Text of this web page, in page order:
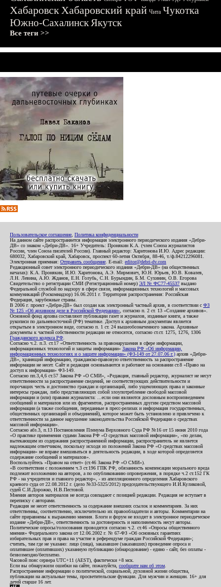
ХабаровскХабаровский край Чита Чукотка
Южно-СахалинскЯкутск
Все теги >>
Пользовательское соглашение Политика конфиденциальности
На данном сайте распространяется информация электронного периодического издания «Дебри-
ДВ» со знаком «Дебри-ДВ». 16+ Учредитель: Пронякин К.А. (член Союза журналистов
России, член Союза писателей России). Главный редактор: Харитонова И.Ю. Адрес редакции:
680032, Хабаровский край, Хабаровск, проспект 60-летия Октября, 88-46, т./ф.84212296081.
Электронная приемная: Отправить сообщение . E-mail: editor@debri-dv.com
Редакционный совет электронного периодического издания «Дебри-ДВ» (на общественных
началах): К.А. Пронякин, И.Ю. Харитонова, А.Э. Мирмович, Ю.Н. Юрьев, Ю.В. Ковалев,
Л.Н. Левина, А.Ю. Жданов, Е.Н. Голубь, С.Н. Бурындин, Б.М. Сухинин, О.В. Егорова
Свидетельство о регистрации СМИ (Регистрационный номер) ЭЛ № ФС77-45537 выдано
Федеральной службой по надзору в сфере связи, информационных технологий и массовых
коммуникаций (Роскомнадзор) 16.06.2011 г. Территория распространения: Российская
Федерация, зарубежные страны.
В 2006 г. проект «Дебри-ДВ» был создан как электронный частный архив, в соответствии с ФЗ
№ 125 «Об архивном деле в Российской Федерации» , согласно п. 2 ст. 13 «Создание архивов».
Основной фонд архива составляют публикации газет и журналов, изданные книги, а также
рукописи по дальневосточной (РФ) тематике. Доступ к архивным документам является
открытым в электронном виде, согласно п. 1 ст. 24 вышеобозначенного закона. Архивные
документы к частной собственности редакции не относятся, согласно ст.ст. 1275, 1276, 1306
Гражданского кодекса РФ
Согласно ч.2. п.3. ст.17 «Ответственность за правонарушения в сфере информации,
информационных технологий и защиты информации» Закона РФ «Об информации,
информационных технологиях и о защите информации» (ФЗ-149 от 27.07.06 г.) архив «Дебри-
ДВ», хранящий информацию, гражданско-правовую ответственность за распространение
информации не несет. Сайт и редакция основываются и работают на основании ст.8 «Право на
доступ к информации» ФЗ-149.
Согласно пп.3,4,6 ст.57 Закона РФ «О СМИ», «Редакция, главный редактор, журналист не несут
ответственности за распространение сведений, не соответствующих действительности и
порочащих честь и достоинство граждан и организаций, либо ущемляющих права и законные
интересы граждан, либо представляющих собой злоупотребление свободой массовой
информации и (или) правами журналиста: ...если они являются дословным воспроизведением
сообщений и материалов или их фрагментов, распространенных другим средством массовой
информации (а также сообщения, переданные в пресс-релизах и информация государственных,
общественных организаций и объединений), которое может быть установлено и привлечено к
ответственности за данное нарушение законодательства Российской Федерации о средствах
массовой информации».
Согласно абз.3, п.13 Постановления Пленума Верховного Суда РФ №16 от 15 июня 2010 года
«О практике применения судами Закона РФ «О средствах массовой информации», «по делам,
вытекающим из содержания распространенной информации, распространитель не является
надлежащим ответчиком, поскольку исходя из положений Закона РФ «О средствах массовой
информации» не вправе вмешиваться в деятельность редакции, в ходе которой определяется
содержание сообщений и материалов».
Воспользуйтесь «Правом на ответ» (ст.46 Закона РФ «О СМИ»).
«В соответствии с положением ч.3 ст.196 ГПК РФ, обязанность компенсации морального вреда
подлежит возложению на авторов, а по опубликованию опровержения, в порядке ч.2 ст.152 ГК
РФ - на учредителя и главного редактор», - из апелляционного определения Хабаровского
краевого суда от 22.08.2012 г. (дело №33-5325/2012) председательствующего И.И.Куликовой,
судей С.И.Дорожко, Н.В.Пестовой.
Мнения авторов материалов не всегда совпадают с позицией редакции. Редакция не вступает в
переписку с авторами.
Редакция не несет ответственность за содержание внешних ссылок и комментариев. За них
ответственны, соответственно, исключительно их правообладатели и авторы. Комментарии на
сайте приравнены к выражению мнения. Блоги и форум не входят в электронное периодическое
издание «Дебри-ДВ», ответственность за достоверность и наполняемость несут авторы.
Политические опросы/голосования проводятся согласно ч.2. ст.46 «Опросы общественного
мнения» Федерального закона от 12.06.2002 г. № 67-ФЗ «Об основных гарантиях
избирательных прав и права на участие в референдуме граждан Российской Федерации»;
считать, там где не указано: лицо (лица), заказавшее (заказавших) проведение опроса и
оплатившее (оплативших) указанную публикацию (обнародование) - едино - сайт, без оплаты -
безвозмездно/бесплатно.
Часовой пояс сервера UTC+11 (AEST), фактически +8 мск.
Если вы обнаружили ошибки на сайте, пожалуйста, сообщите нам об этом
Распространение информации о политической, социальной, духовной жизни общества,
публикации на актуальные темы, просветительские функции. Для мужчин и женщин. 16+ для
детей старше 16 лет.